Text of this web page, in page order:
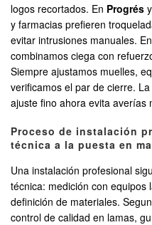
logos recortados. En Progrés y
y farmacias prefieren
evitar intrusiones manuales.
combinamos ciega con
Siempre ajustamos muelles,
verificamos el par de cierre.
ajuste fino ahora evita averías
Proceso de instalación
técnica a la puesta en
Una instalación profesional
técnica: medición con equipos
definición de materiales.
control de calidad en lamas,